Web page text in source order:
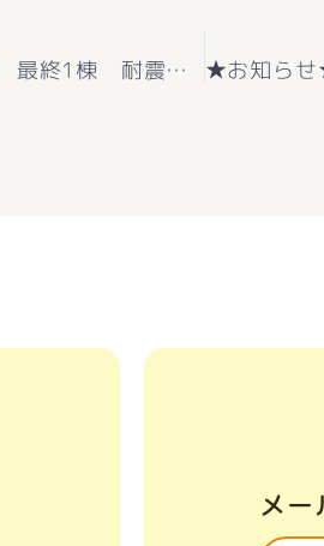
★お知らせ★昭和町押越 2号棟 最終1棟 耐震等級３取得＋住宅性能評価付新築建売住宅 好評販売中(^^♪ 新価格2640万円(‘ω’)ノ
メー